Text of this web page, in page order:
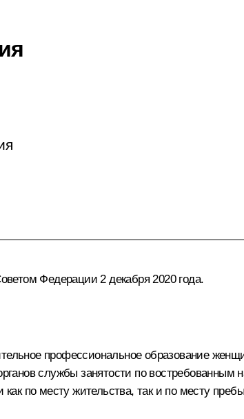
Федерации 2 декабря 2020 года.
профессиональное образование
службы занятости по востребованным
по месту жительства, так и по месту